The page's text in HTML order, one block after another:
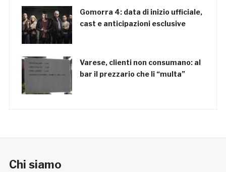
Gomorra 4: data di inizio ufficiale,
cast e anticipazioni esclusive
Varese, clienti non consumano: al
bar il prezzario che li “multa”
Chi siamo